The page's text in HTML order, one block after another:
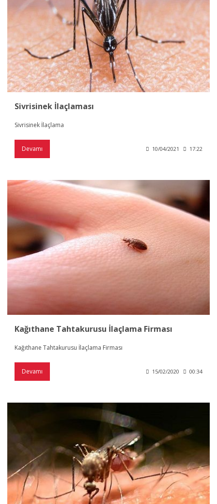
Sivrisinek İlaçlaması
Sivrisinek İlaçlama
Devamı 10/04/2021 17:22
Kağıthane Tahtakurusu İlaçlama Firması
Kağıthane Tahtakurusu İlaçlama Firması
Devamı 15/02/2020 00:34